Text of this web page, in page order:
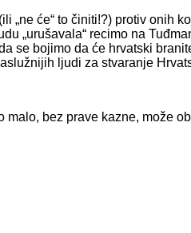
„ne će“ to činiti!?) protiv onih
„urušavala“ recimo na
se bojimo da će hrvatski
ljudi za stvaranje
bez prave kazne, može